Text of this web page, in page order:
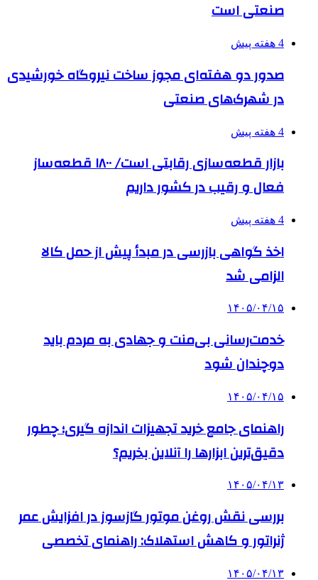
صنعتی است
4 هفته پیش
صدور دو هفته‌ای مجوز ساخت نیروگاه خورشیدی
در شهرک‌های صنعتی
4 هفته پیش
بازار قطعه‌سازی رقابتی است/ ۱۸۰۰ قطعه‌ساز
فعال و رقیب در کشور داریم
4 هفته پیش
اخذ گواهی بازرسی در مبدأ پیش از حمل کالا
الزامی شد
۱۴۰۵/۰۴/۱۵
خدمت‌رسانی بی‌منت و جهادی به مردم باید
دوچندان شود
۱۴۰۵/۰۴/۱۵
راهنمای جامع خرید تجهیزات اندازه گیری؛ چطور
دقیق‌ترین ابزارها را آنلاین بخریم؟
۱۴۰۵/۰۴/۱۳
بررسی نقش روغن موتور گازسوز در افزایش عمر
ژنراتور و کاهش استهلاک: راهنمای تخصصی
۱۴۰۵/۰۴/۱۳